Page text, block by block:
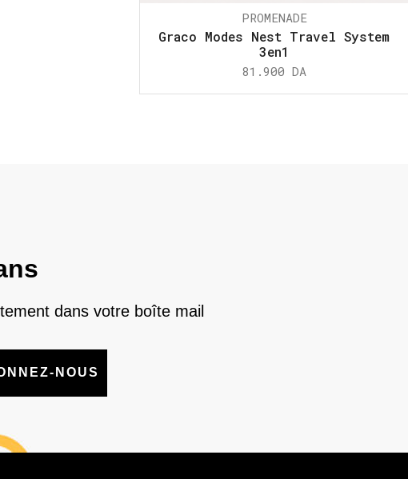
PROMENADE
Graco Modes Nest Travel System
3en1
81.900 DA
dans votre boîte mail
NOUS